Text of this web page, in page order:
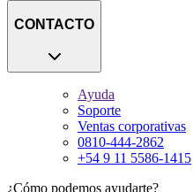
CONTACTO
Ayuda
Soporte
Ventas corporativas
0810-444-2862
+54 9 11 5586-1415
¿Cómo podemos ayudarte?